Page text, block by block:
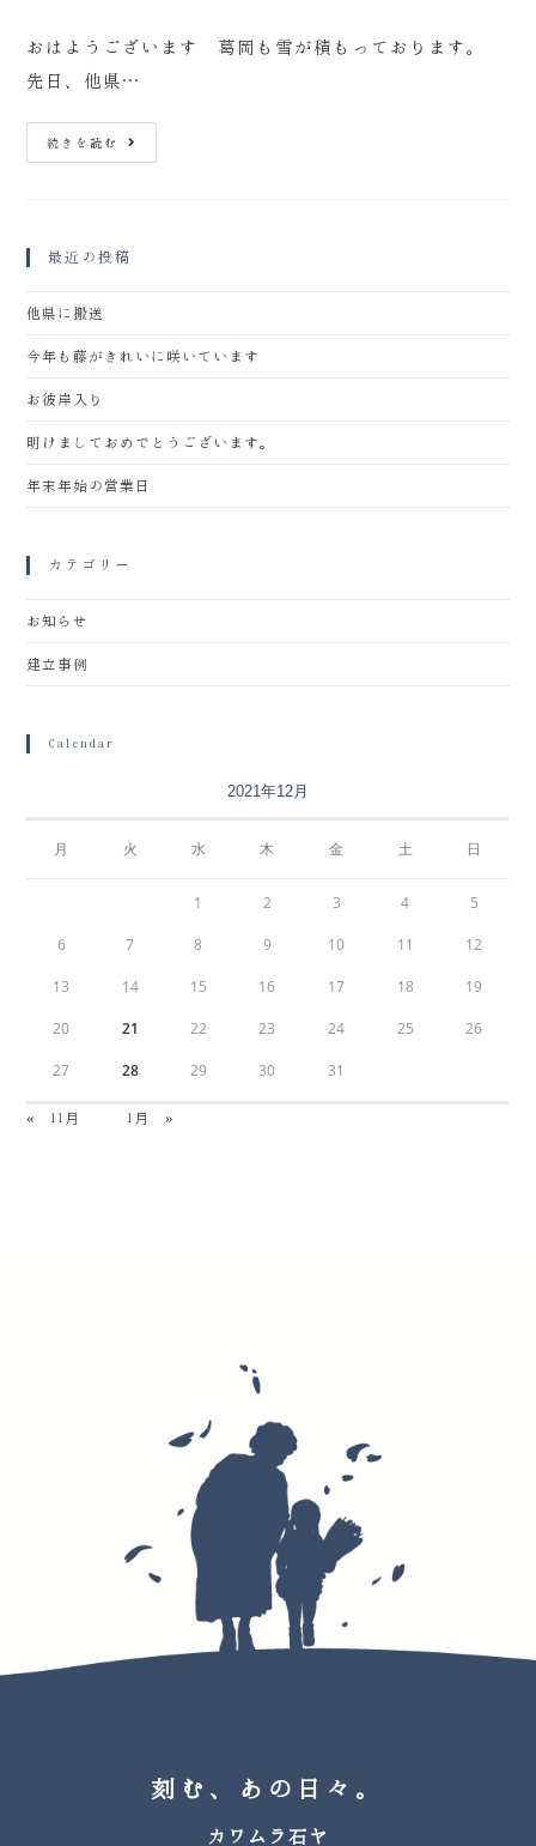
おはようございます 葛岡も雪が積もっております。
先日、他県…
続きを読む
最近の投稿
他県に搬送
今年も藤がきれいに咲いています
お彼岸入り
明けましておめでとうございます。
年末年始の営業日
カテゴリー
お知らせ
建立事例
Calendar
2021年12月
月 火 水 木 金 土 日
1 2 3 4 5
6 7 8 9 10 11 12
13 14 15 16 17 18 19
20 21 22 23 24 25 26
27 28 29 30 31
« 11月 1月 »
刻む、あの日々。
カワムラ石ヤ